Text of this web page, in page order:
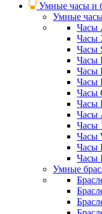
Умные часы и
Умные
Часы
Часы
Часы
Часы
Часы
Часы
Часы
Часы
Часы
Часы
Часы
Часы
Часы
Умные